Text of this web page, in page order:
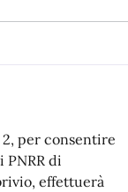
per consentire
di
effettuerà